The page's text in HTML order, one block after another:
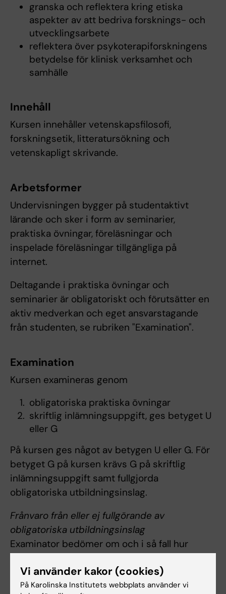
granska och reflektera kring etiska
aspekter av att bedriva forsknings- och
utvecklingsarbete
reflektera över psykoterapiforskningens
betydelse för klinisk verksamhet och
samhälle
Innehåll
Kursen innehåller vetenskapsfilosofi,
forskningsetik, litteratursökning och
vetenskapligt skrivande.
Arbetsformer
Undervisningen bygger på studentaktivt
lärande och sker i form av seminarier,
praktiska övningar, föreläsningar och
inspelade föreläsningar tillgängliga på
internet.
Deltagande i praktiska övningar och
seminarier är obligatoriskt och förutsätter en
aktiv medverkan och eget ansvarstagande
från studenten, se rubriken "Examination".
Examination
Kursen examineras genom
obligatoriska praktiska övningar
skriftlig inlämningsuppgift, ges betyget U
eller G
På kursen ges något av betygen U eller G. För
betyget G på kursen krävs G på skriftlig
inlämningsuppgift samt fullgjorda
obligatoriska utbildningsinslag.
Frånvaro från eller ej fullgörande av
obligatoriska utbildningsinslag
Examinator bedömer om och i så fall hur
utbildningsinslag kan tas igen. Innan
studenten deltagit i eller fullgjort de
Vi använder kakor (cookies)
På Karolinska Institutets webbplats använder vi